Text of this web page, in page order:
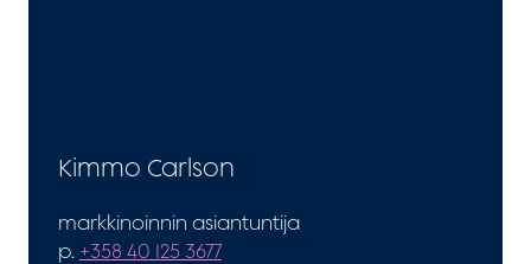
Kimmo Carlson
markkinoinnin asiantuntija
p. +358 40 125 3677